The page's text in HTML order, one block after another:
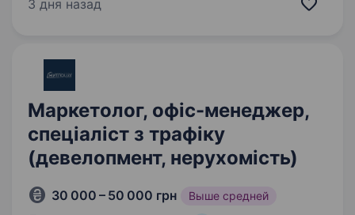
3 дня назад
Маркетолог, офіс-менеджер,
спеціаліст з трафіку
(девелопмент, нерухомість)
30 000 – 50 000 грн Выше средней